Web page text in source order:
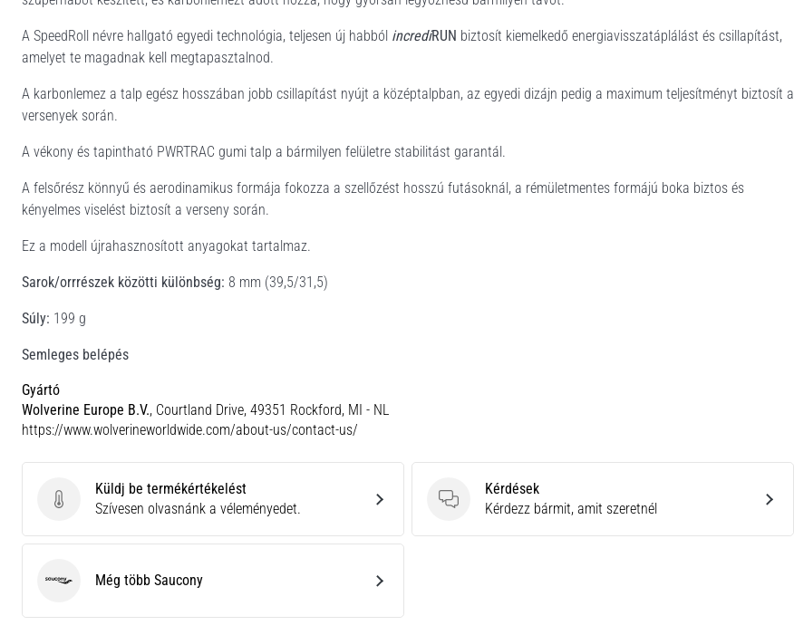
A SpeedRoll névre hallgató egyedi technológia, teljesen új habból incrediRUN biztosít kiemelkedő energiavisszatáplálást és csillapítást,
amelyet te magadnak kell megtapasztalnod.
A karbonlemez a talp egész hosszában jobb csillapítást nyújt a középtalpban, az egyedi dizájn pedig a maximum teljesítményt biztosít a
versenyek során.
A vékony és tapintható PWRTRAC gumi talp a bármilyen felületre stabilitást garantál.
A felsőrész könnyű és aerodinamikus formája fokozza a szellőzést hosszú futásoknál, a rémületmentes formájú boka biztos és
kényelmes viselést biztosít a verseny során.
Ez a modell újrahasznosított anyagokat tartalmaz.
Sarok/orrrészek közötti különbség: 8 mm (39,5/31,5)
Súly: 199 g
Semleges belépés
Gyártó
Wolverine Europe B.V., Courtland Drive, 49351 Rockford, MI - NL
https://www.wolverineworldwide.com/about-us/contact-us/
Küldj be termékértékelést
Küldj be termékértékelést
Szívesen olvasnánk a véleményedet.
Kérdések
Kérdések
Kérdezz bármit, amit szeretnél
SauconyMég több Saucony